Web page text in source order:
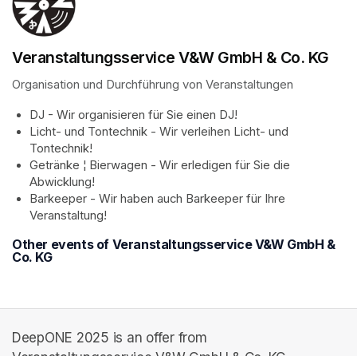
Veranstaltungsservice V&W GmbH & Co. KG
Organisation und Durchführung von Veranstaltungen
DJ - Wir organisieren für Sie einen DJ!
Licht- und Tontechnik - Wir verleihen Licht- und
Tontechnik!
Getränke ¦ Bierwagen - Wir erledigen für Sie die
Abwicklung!
Barkeeper - Wir haben auch Barkeeper für Ihre
Veranstaltung!
Other events of Veranstaltungsservice V&W GmbH &
Co. KG
DeepONE 2025 is an offer from